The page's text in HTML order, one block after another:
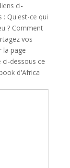
ci-
: Qu'est-ce qui
? Comment
vos
la page
ci-dessous ce
d'Africa